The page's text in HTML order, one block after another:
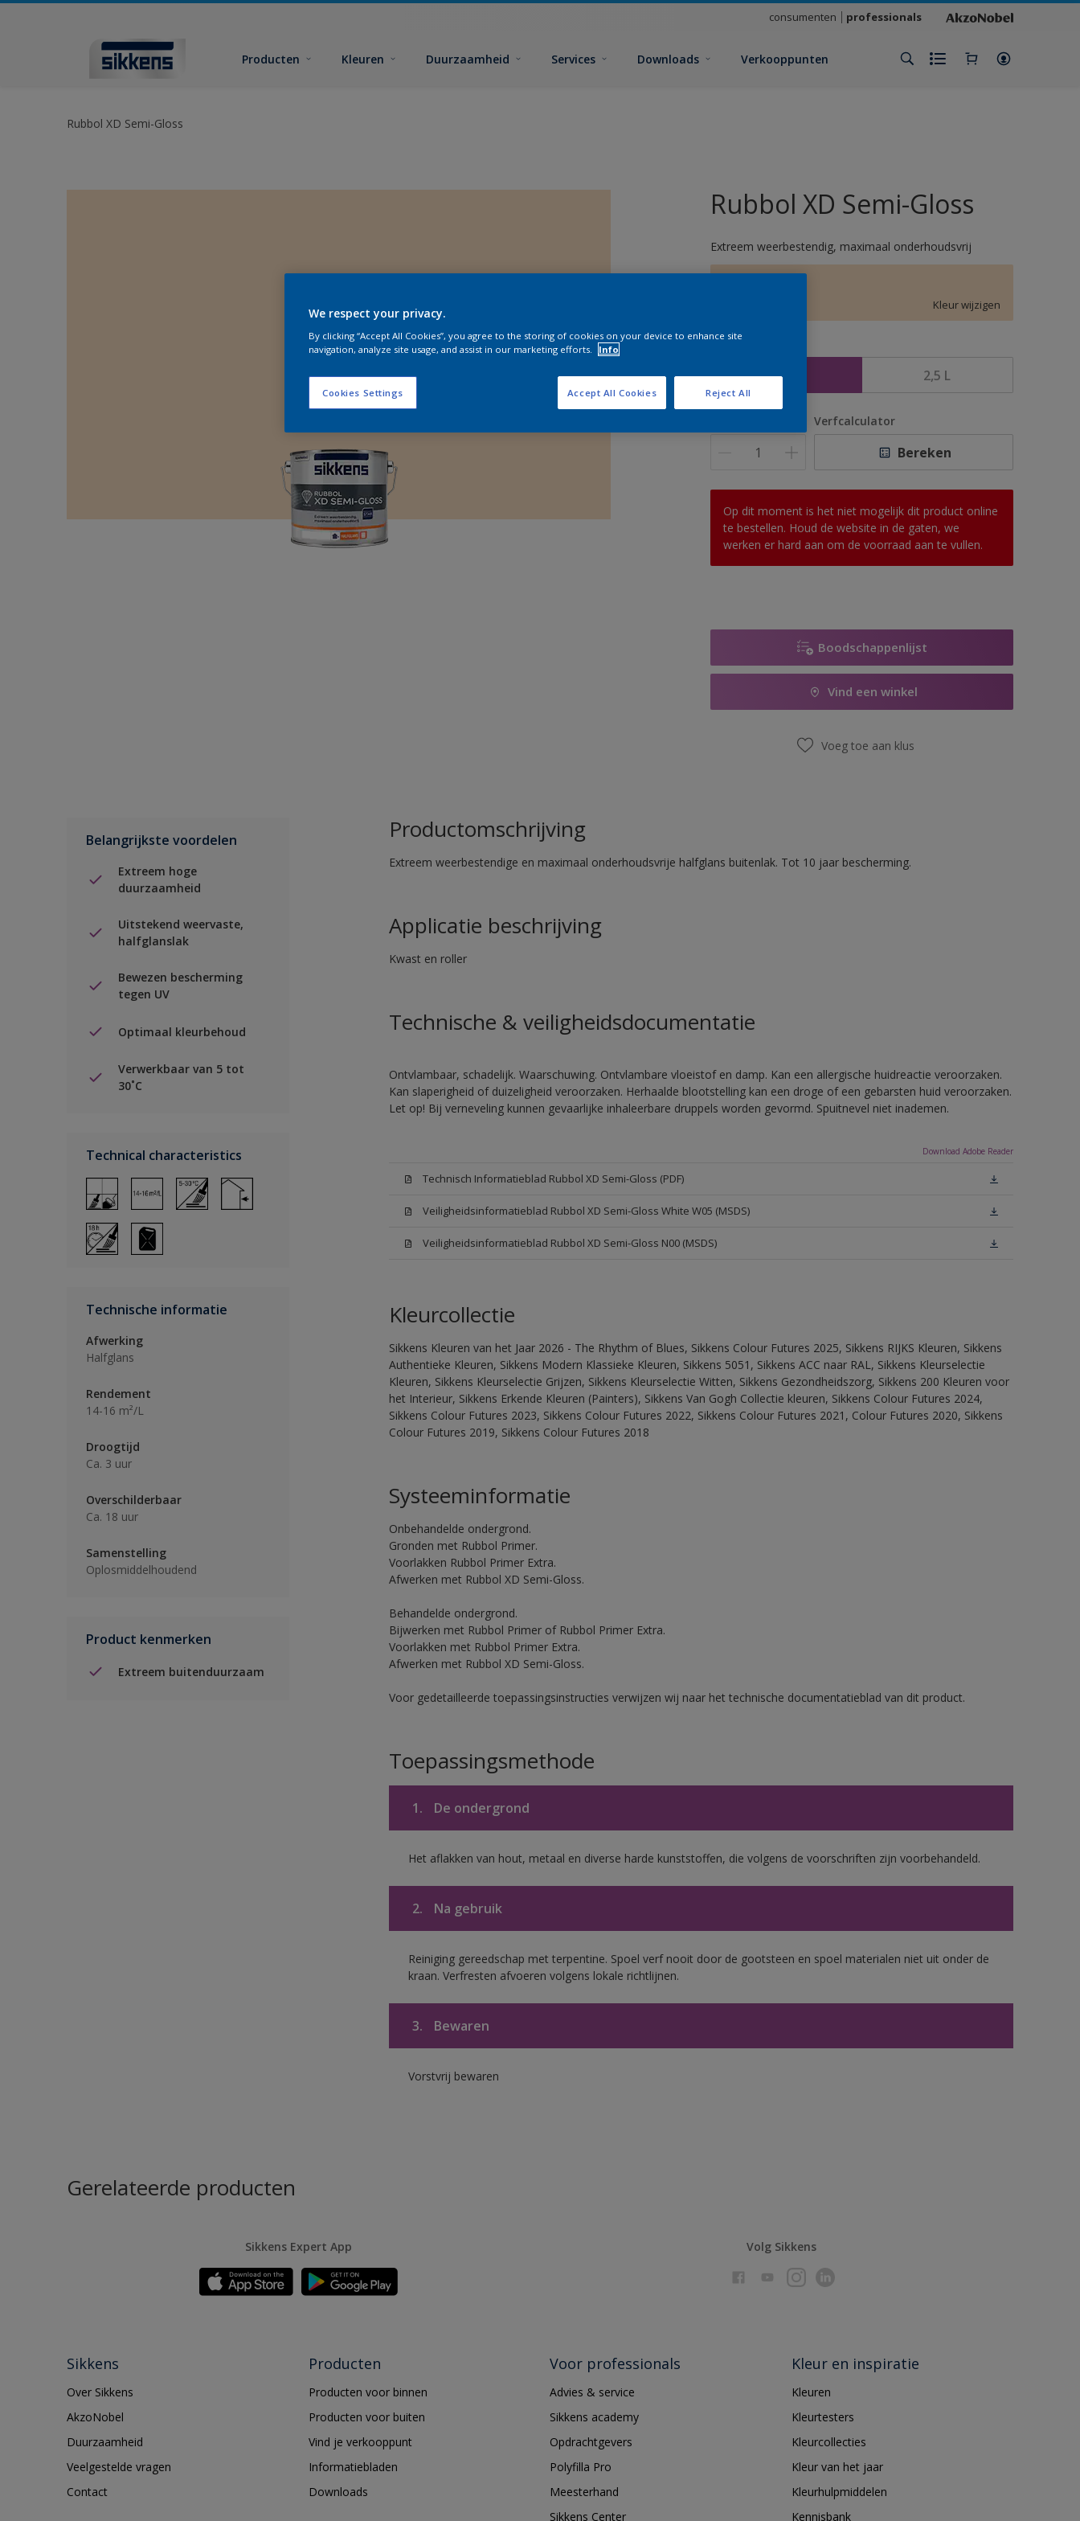
consumenten professionals
Producten Kleuren Duurzaamheid Services Downloads Verkooppunten
Rubbol XD Semi-Gloss
Rubbol XD Semi-Gloss
Extreem weerbestendig, maximaal onderhoudsvrij
Kleur wijzigen
1 L 2,5 L
Verfcalculator
Bereken
Op dit moment is het niet mogelijk dit product online
te bestellen. Houd de website in de gaten, we
werken er hard aan om de voorraad aan te vullen.
Boodschappenlijst
Vind een winkel
Voeg toe aan klus
Belangrijkste voordelen
Extreem hoge
duurzaamheid
Uitstekend weervaste,
halfglanslak
Bewezen bescherming
tegen UV
Optimaal kleurbehoud
Verwerkbaar van 5 tot
30˚C
Technical characteristics
Technische informatie
Afwerking
Halfglans
Rendement
14-16 m²/L
Droogtijd
Ca. 3 uur
Overschilderbaar
Ca. 18 uur
Samenstelling
Oplosmiddelhoudend
Product kenmerken
Extreem buitenduurzaam
Productomschrijving
Extreem weerbestendige en maximaal onderhoudsvrije halfglans buitenlak. Tot 10 jaar bescherming.
Applicatie beschrijving
Kwast en roller
Technische & veiligheidsdocumentatie
Ontvlambaar, schadelijk. Waarschuwing. Ontvlambare vloeistof en damp. Kan een allergische huidreactie veroorzaken.
Kan slaperigheid of duizeligheid veroorzaken. Herhaalde blootstelling kan een droge of een gebarsten huid veroorzaken.
Let op! Bij verneveling kunnen gevaarlijke inhaleerbare druppels worden gevormd. Spuitnevel niet inademen.
Download Adobe Reader
Technisch Informatieblad Rubbol XD Semi-Gloss (PDF)
Veiligheidsinformatieblad Rubbol XD Semi-Gloss White W05 (MSDS)
Veiligheidsinformatieblad Rubbol XD Semi-Gloss N00 (MSDS)
Kleurcollectie
Sikkens Kleuren van het Jaar 2026 - The Rhythm of Blues, Sikkens Colour Futures 2025, Sikkens RIJKS Kleuren, Sikkens
Authentieke Kleuren, Sikkens Modern Klassieke Kleuren, Sikkens 5051, Sikkens ACC naar RAL, Sikkens Kleurselectie
Kleuren, Sikkens Kleurselectie Grijzen, Sikkens Kleurselectie Witten, Sikkens Gezondheidszorg, Sikkens 200 Kleuren voor
het Interieur, Sikkens Erkende Kleuren (Painters), Sikkens Van Gogh Collectie kleuren, Sikkens Colour Futures 2024,
Sikkens Colour Futures 2023, Sikkens Colour Futures 2022, Sikkens Colour Futures 2021, Colour Futures 2020, Sikkens
Colour Futures 2019, Sikkens Colour Futures 2018
Systeeminformatie
Onbehandelde ondergrond.
Gronden met Rubbol Primer.
Voorlakken Rubbol Primer Extra.
Afwerken met Rubbol XD Semi-Gloss.
Behandelde ondergrond.
Bijwerken met Rubbol Primer of Rubbol Primer Extra.
Voorlakken met Rubbol Primer Extra.
Afwerken met Rubbol XD Semi-Gloss.
Voor gedetailleerde toepassingsinstructies verwijzen wij naar het technische documentatieblad van dit product.
Toepassingsmethode
1. De ondergrond
Het aflakken van hout, metaal en diverse harde kunststoffen, die volgens de voorschriften zijn voorbehandeld.
2. Na gebruik
Reiniging gereedschap met terpentine. Spoel verf nooit door de gootsteen en spoel materialen niet uit onder de
kraan. Verfresten afvoeren volgens lokale richtlijnen.
3. Bewaren
Vorstvrij bewaren
Gerelateerde producten
Sikkens Expert App Volg Sikkens
Sikkens
Over Sikkens
AkzoNobel
Duurzaamheid
Veelgestelde vragen
Contact
Producten
Producten voor binnen
Producten voor buiten
Vind je verkooppunt
Informatiebladen
Downloads
Voor professionals
Advies & service
Sikkens academy
Opdrachtgevers
Polyfilla Pro
Meesterhand
Sikkens Center
Kleur en inspiratie
Kleuren
Kleurtesters
Kleurcollecties
Kleur van het jaar
Kleurhulpmiddelen
Kennisbank
We respect your privacy.
By clicking “Accept All Cookies”, you agree to the storing of cookies on your device to enhance site
navigation, analyze site usage, and assist in our marketing efforts.
Info
Cookies Settings Reject All
Accept All Cookies